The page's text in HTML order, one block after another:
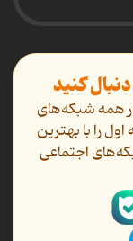
کنید
همه شبکه‌های
را با بهترین
اجتماعی